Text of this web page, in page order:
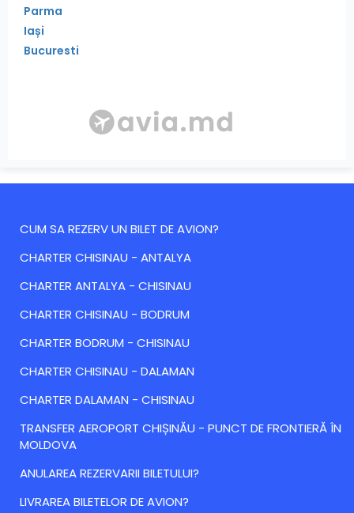
Parma
Iași
Bucuresti
CUM SA REZERV UN BILET DE AVION?
CHARTER CHISINAU - ANTALYA
CHARTER ANTALYA - CHISINAU
CHARTER CHISINAU - BODRUM
CHARTER BODRUM - CHISINAU
CHARTER CHISINAU - DALAMAN
CHARTER DALAMAN - CHISINAU
TRANSFER AEROPORT CHIȘINĂU - PUNCT DE FRONTIERĂ ÎN
MOLDOVA
ANULAREA REZERVARII BILETULUI?
LIVRAREA BILETELOR DE AVION?